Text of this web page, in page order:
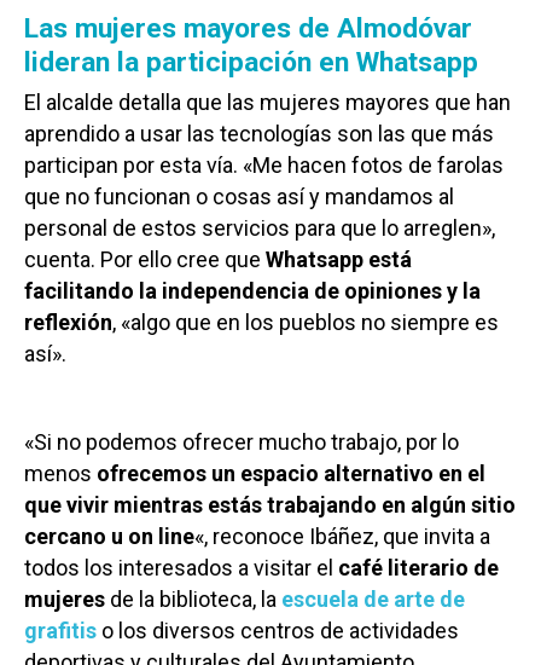
Las mujeres mayores de Almodóvar
lideran la participación en Whatsapp
El alcalde detalla que las mujeres mayores que han
aprendido a usar las tecnologías son las que más
participan por esta vía. «Me hacen fotos de farolas
que no funcionan o cosas así y mandamos al
personal de estos servicios para que lo arreglen»,
cuenta. Por ello cree que Whatsapp está
facilitando la independencia de opiniones y la
reflexión, «algo que en los pueblos no siempre es
así».
«Si no podemos ofrecer mucho trabajo, por lo
menos ofrecemos un espacio alternativo en el
que vivir mientras estás trabajando en algún sitio
cercano u on line«, reconoce Ibáñez, que invita a
todos los interesados a visitar el café literario de
mujeres de la biblioteca, la escuela de arte de
grafitis o los diversos centros de actividades